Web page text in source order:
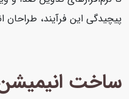
پیچیدگی این فرآیند،
ساخت